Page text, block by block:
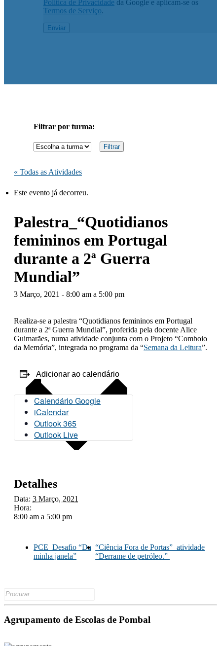
Política de Privacidade da Google e aplicam-se os
Termos de Serviço.
Filtrar por turma:
« Todas as Atividades
Este evento já decorreu.
Palestra_“Quotidianos
femininos em Portugal
durante a 2ª Guerra
Mundial”
3 Março, 2021 - 8:00 am a 5:00 pm
Realiza-se a palestra “Quotidianos femininos em Portugal
durante a 2ª Guerra Mundial”, proferida pela docente Alice
Guimarães, numa atividade conjunta com o Projeto “Comboio
da Memória”, integrada no programa da “Semana da Leitura”.
Adicionar ao calendário
Calendário Google
iCalendar
Outlook 365
Outlook Live
Detalhes
Data: 3 Março, 2021
Hora:
8:00 am a 5:00 pm
PCE_Desafio “Da
minha janela”
“Ciência Fora de Portas”_atividade
“Derrame de petróleo.”
Search
Agrupamento de Escolas de Pombal